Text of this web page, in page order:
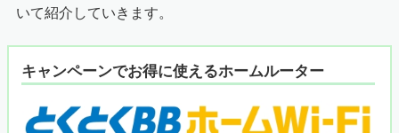
いて紹介していきます。
キャンペーンでお得に使えるホームルーター